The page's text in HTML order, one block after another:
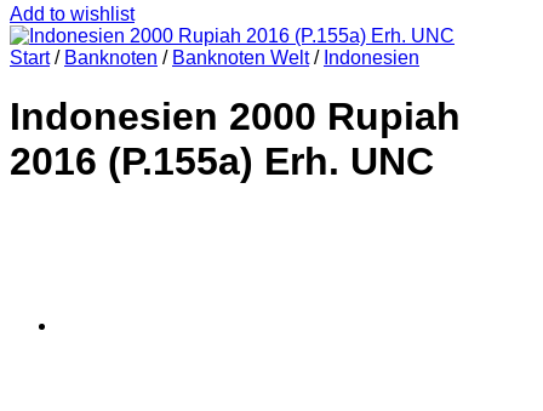
Add to wishlist
Start / Banknoten / Banknoten Welt / Indonesien
Indonesien 2000 Rupiah
2016 (P.155a) Erh. UNC